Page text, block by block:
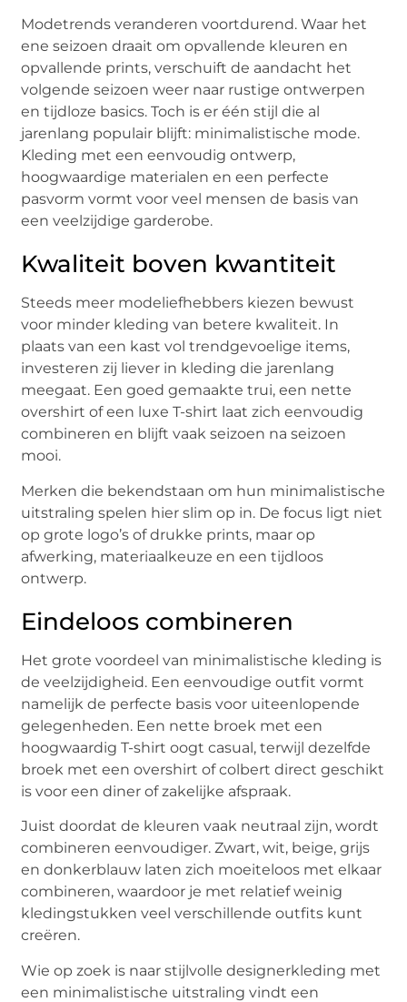
Modetrends veranderen voortdurend. Waar het
ene seizoen draait om opvallende kleuren en
opvallende prints, verschuift de aandacht het
volgende seizoen weer naar rustige ontwerpen
en tijdloze basics. Toch is er één stijl die al
jarenlang populair blijft: minimalistische mode.
Kleding met een eenvoudig ontwerp,
hoogwaardige materialen en een perfecte
pasvorm vormt voor veel mensen de basis van
een veelzijdige garderobe.
Kwaliteit boven kwantiteit
Steeds meer modeliefhebbers kiezen bewust
voor minder kleding van betere kwaliteit. In
plaats van een kast vol trendgevoelige items,
investeren zij liever in kleding die jarenlang
meegaat. Een goed gemaakte trui, een nette
overshirt of een luxe T-shirt laat zich eenvoudig
combineren en blijft vaak seizoen na seizoen
mooi.
Merken die bekendstaan om hun minimalistische
uitstraling spelen hier slim op in. De focus ligt niet
op grote logo’s of drukke prints, maar op
afwerking, materiaalkeuze en een tijdloos
ontwerp.
Eindeloos combineren
Het grote voordeel van minimalistische kleding is
de veelzijdigheid. Een eenvoudige outfit vormt
namelijk de perfecte basis voor uiteenlopende
gelegenheden. Een nette broek met een
hoogwaardig T-shirt oogt casual, terwijl dezelfde
broek met een overshirt of colbert direct geschikt
is voor een diner of zakelijke afspraak.
Juist doordat de kleuren vaak neutraal zijn, wordt
combineren eenvoudiger. Zwart, wit, beige, grijs
en donkerblauw laten zich moeiteloos met elkaar
combineren, waardoor je met relatief weinig
kledingstukken veel verschillende outfits kunt
creëren.
Wie op zoek is naar stijlvolle designerkleding met
een minimalistische uitstraling vindt een